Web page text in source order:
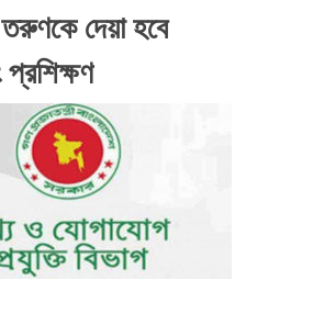
দেয়া হবে
প্রশিক্ষণ